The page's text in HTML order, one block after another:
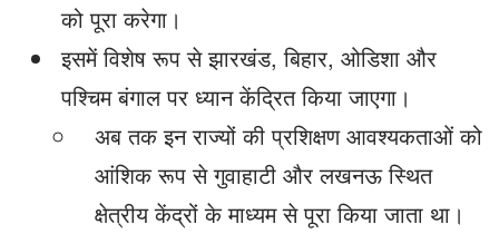
को पूरा करेगा।
इसमें विशेष रूप से झारखंड, बिहार, ओडिशा और
पश्चिम बंगाल पर ध्यान केंद्रित किया जाएगा।
अब तक इन राज्यों की प्रशिक्षण आवश्यकताओं को
आंशिक रूप से गुवाहाटी और लखनऊ स्थित
क्षेत्रीय केंद्रों के माध्यम से पूरा किया जाता था।